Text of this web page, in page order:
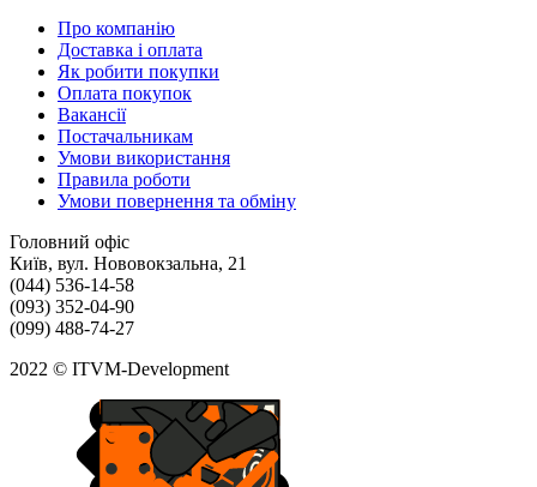
Про компанію
Доставка і оплата
Як робити покупки
Оплата покупок
Вакансії
Постачальникам
Умови використання
Правила роботи
Умови повернення та обміну
Головний офіс
Київ, вул. Нововокзальна, 21
(044) 536-14-58
(093) 352-04-90
(099) 488-74-27
2022 © ITVM-Development